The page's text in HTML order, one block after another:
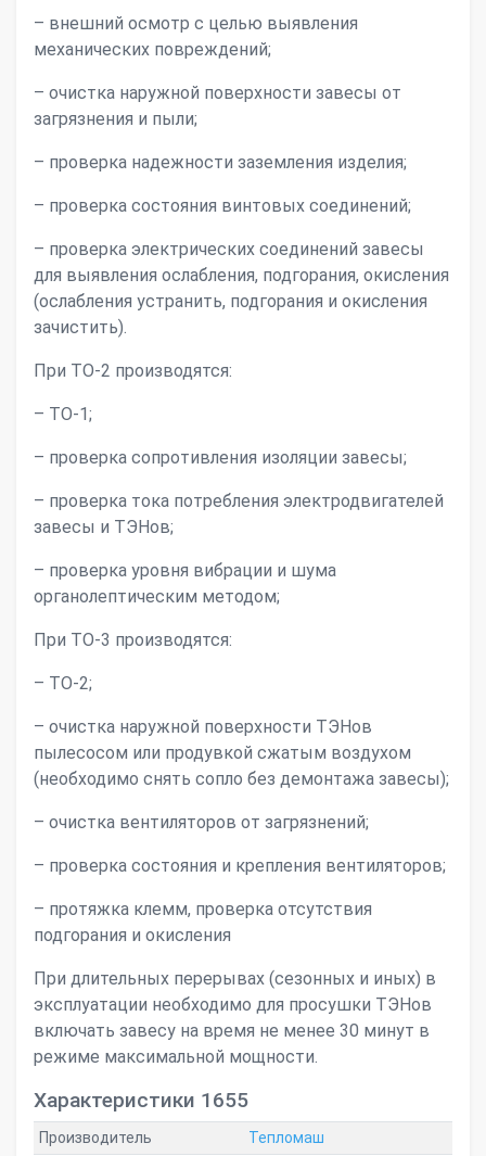
– внешний осмотр с целью выявления
механических повреждений;
– очистка наружной поверхности завесы от
загрязнения и пыли;
– проверка надежности заземления изделия;
– проверка состояния винтовых соединений;
– проверка электрических соединений завесы
для выявления ослабления, подгорания, окисления
(ослабления устранить, подгорания и окисления
зачистить).
При ТО-2 производятся:
– ТО-1;
– проверка сопротивления изоляции завесы;
– проверка тока потребления электродвигателей
завесы и ТЭНов;
– проверка уровня вибрации и шума
органолептическим методом;
При ТО-3 производятся:
– ТО-2;
– очистка наружной поверхности ТЭНов
пылесосом или продувкой сжатым воздухом
(необходимо снять сопло без демонтажа завесы);
– очистка вентиляторов от загрязнений;
– проверка состояния и крепления вентиляторов;
– протяжка клемм, проверка отсутствия
подгорания и окисления
При длительных перерывах (сезонных и иных) в
эксплуатации необходимо для просушки ТЭНов
включать завесу на время не менее 30 минут в
режиме максимальной мощности.
Характеристики 1655
Производитель
Тепломаш